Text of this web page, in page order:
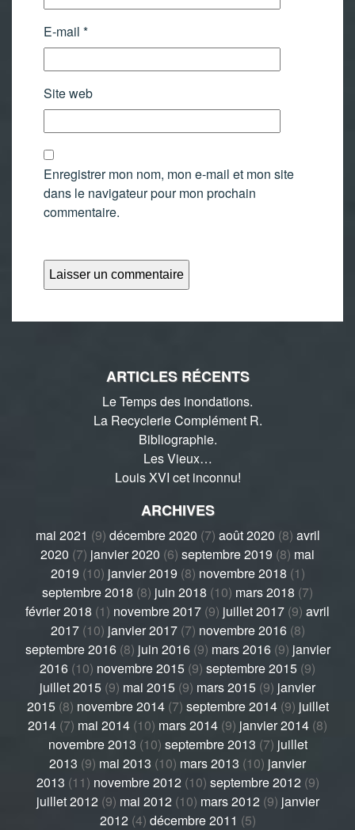
E-mail *
Site web
Enregistrer mon nom, mon e-mail et mon site
dans le navigateur pour mon prochain
commentaire.
ARTICLES RÉCENTS
Le Temps des inondations.
La Recyclerie Complément R.
Bibliographie.
Les Vieux…
Louis XVI cet inconnu!
ARCHIVES
mai 2021 (9) décembre 2020 (7) août 2020 (8) avril
2020 (7) janvier 2020 (6) septembre 2019 (8) mai
2019 (10) janvier 2019 (8) novembre 2018 (1)
septembre 2018 (8) juin 2018 (10) mars 2018 (7)
février 2018 (1) novembre 2017 (9) juillet 2017 (9) avril
2017(10) janvier 2017(7) novembre 2016(8)
septembre 2016(8) juin 2016(9) mars 2016(9) janvier
2016 (10) novembre 2015 (9) septembre 2015 (9)
juillet 2015 (9) mai 2015 (9) mars 2015 (9) janvier
2015(8) novembre 2014(7) septembre 2014(9) juillet
2014 (7) mai 2014 (10) mars 2014 (9) janvier 2014 (8)
novembre 2013 (10) septembre 2013 (7) juillet
2013 (9) mai 2013 (10) mars 2013 (10) janvier
2013 (11) novembre 2012(10) septembre 2012 (9)
juillet 2012 (9) mai 2012(10) mars 2012 (9) janvier
2012(4) décembre 2011 (5)